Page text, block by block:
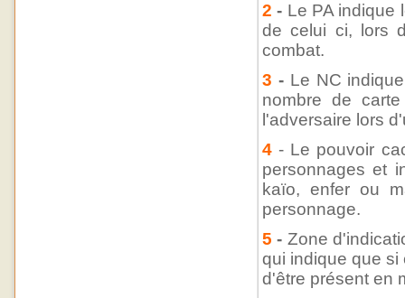
2- Le PA indique
de celui ci, lors
combat.
3 - Le NC
nombre de
l'adversaire lors
4 - Le pouvoir
personnages et
kaïo, enfer ou
personnage.
5- Zone
qui indique que si
d'être présent en